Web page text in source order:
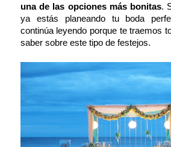
una de las opciones más bonitas.
ya estás planeando tu boda
continúa leyendo porque te traemos
saber sobre este tipo de festejos.